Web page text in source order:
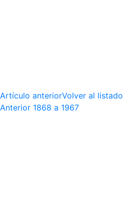
Artículo anteriorVolver al listado
Anterior 1868 a 1967